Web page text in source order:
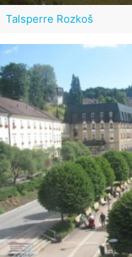
Talsperre Rozkoš